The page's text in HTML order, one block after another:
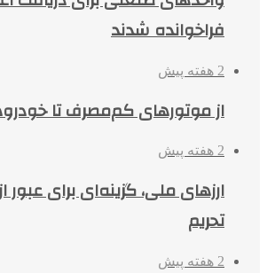
فراخوانده شدند
2 هفته پیش
از موتورهای کم‌مصرف تا
2 هفته پیش
ارزهای ملی، گزینه‌ای برای
تحریم
2 هفته پیش